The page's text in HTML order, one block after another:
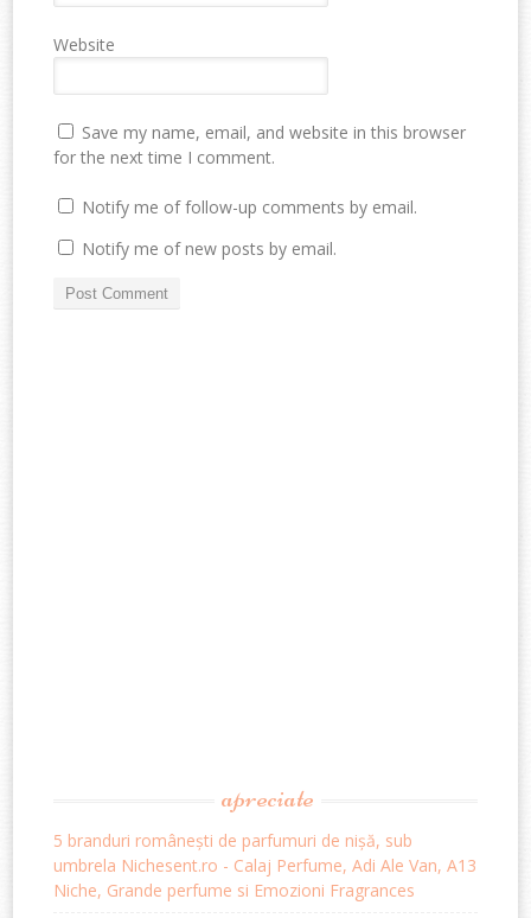
Website
Save my name, email, and website in this browser
for the next time I comment.
Notify me of follow-up comments by email.
Notify me of new posts by email.
apreciate
5 branduri românești de parfumuri de nișă, sub
umbrela Nichesent.ro - Calaj Perfume, Adi Ale Van, A13
Niche, Grande perfume si Emozioni Fragrances